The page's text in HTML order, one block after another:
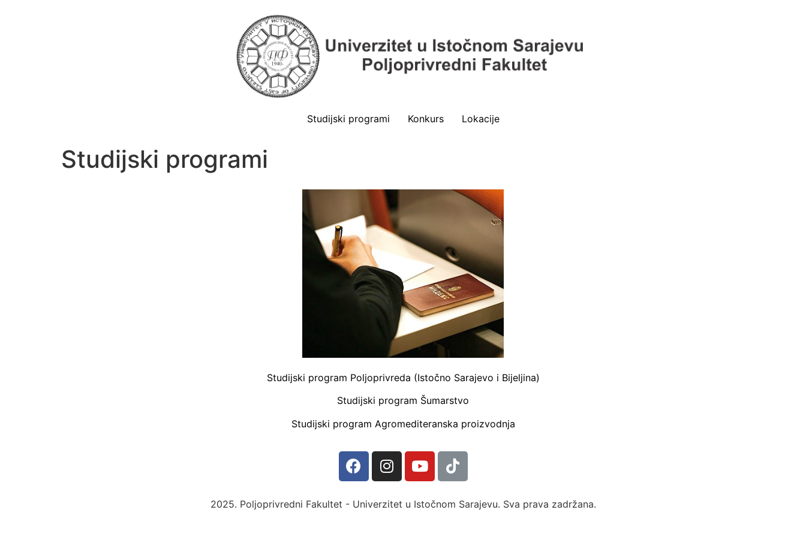
Studijski programi Konkurs Lokacije
Studijski programi
Studijski program Poljoprivreda (Istočno Sarajevo i Bijeljina)
Studijski program Šumarstvo
Studijski program Agromediteranska proizvodnja
2025. Poljoprivredni Fakultet - Univerzitet u Istočnom Sarajevu. Sva prava zadržana.